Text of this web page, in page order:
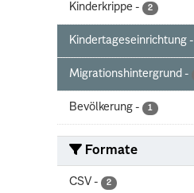
Kinderkrippe - 2
Kindertageseinrichtung -
Migrationshintergrund -
Bevölkerung - 1
Formate
CSV - 2